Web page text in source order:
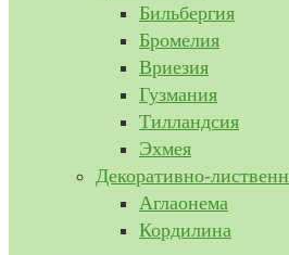
Бильбергия
Бромелия
Вриезия
Гузмания
Тилландсия
Эхмея
Декоративно-
Аглаонема
Кордилина